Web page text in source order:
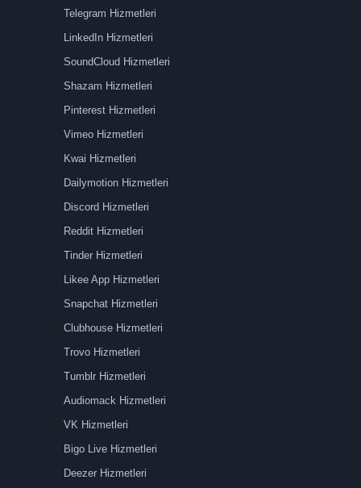
Telegram Hizmetleri
LinkedIn Hizmetleri
SoundCloud Hizmetleri
Shazam Hizmetleri
Pinterest Hizmetleri
Vimeo Hizmetleri
Kwai Hizmetleri
Dailymotion Hizmetleri
Discord Hizmetleri
Reddit Hizmetleri
Tinder Hizmetleri
Likee App Hizmetleri
Snapchat Hizmetleri
Clubhouse Hizmetleri
Trovo Hizmetleri
Tumblr Hizmetleri
Audiomack Hizmetleri
VK Hizmetleri
Bigo Live Hizmetleri
Deezer Hizmetleri